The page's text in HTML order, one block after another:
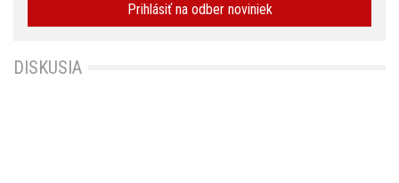
Prihlásiť na odber noviniek
DISKUSIA